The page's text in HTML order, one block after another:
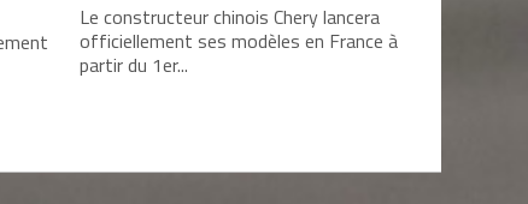
Le constructeur chinois Chery lancera
officiellement ses modèles en France à
partir du 1er...